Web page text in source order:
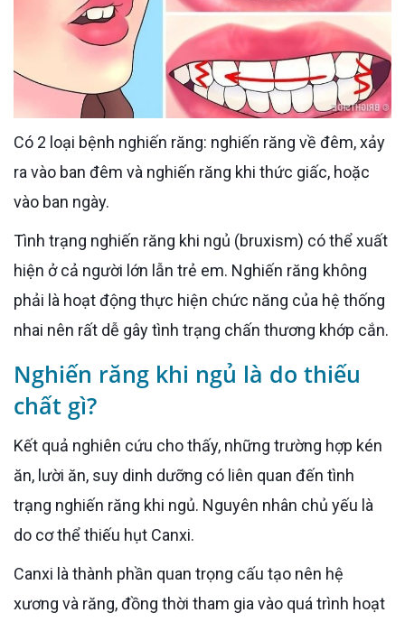
Có 2 loại bệnh nghiến răng: nghiến răng về đêm, xảy
ra vào ban đêm và nghiến răng khi thức giấc, hoặc
vào ban ngày.
Tình trạng nghiến răng khi ngủ (bruxism) có thể xuất
hiện ở cả người lớn lẫn trẻ em. Nghiến răng không
phải là hoạt động thực hiện chức năng của hệ thống
nhai nên rất dễ gây tình trạng chấn thương khớp cắn.
Nghiến răng khi ngủ là do thiếu
chất gì?
Kết quả nghiên cứu cho thấy, những trường hợp kén
ăn, lười ăn, suy dinh dưỡng có liên quan đến tình
trạng nghiến răng khi ngủ. Nguyên nhân chủ yếu là
do cơ thể thiếu hụt Canxi.
Canxi là thành phần quan trọng cấu tạo nên hệ
xương và răng, đồng thời tham gia vào quá trình hoạt